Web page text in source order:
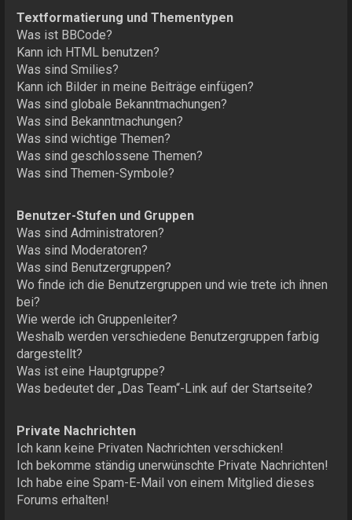
Textformatierung und Thementypen
Was ist BBCode?
Kann ich HTML benutzen?
Was sind Smilies?
Kann ich Bilder in meine Beiträge einfügen?
Was sind globale Bekanntmachungen?
Was sind Bekanntmachungen?
Was sind wichtige Themen?
Was sind geschlossene Themen?
Was sind Themen-Symbole?
Benutzer-Stufen und Gruppen
Was sind Administratoren?
Was sind Moderatoren?
Was sind Benutzergruppen?
Wo finde ich die Benutzergruppen und wie trete ich ihnen
bei?
Wie werde ich Gruppenleiter?
Weshalb werden verschiedene Benutzergruppen farbig
dargestellt?
Was ist eine Hauptgruppe?
Was bedeutet der „Das Team“-Link auf der Startseite?
Private Nachrichten
Ich kann keine Privaten Nachrichten verschicken!
Ich bekomme ständig unerwünschte Private Nachrichten!
Ich habe eine Spam-E-Mail von einem Mitglied dieses
Forums erhalten!